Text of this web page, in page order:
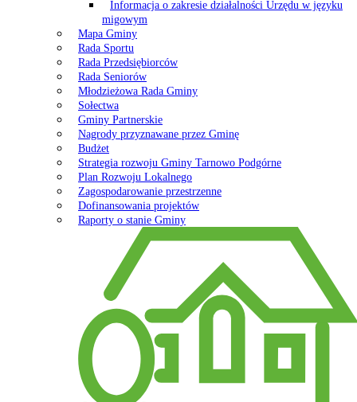
Informacja o zakresie działalności Urzędu w języku
migowym
Mapa Gminy
Rada Sportu
Rada Przedsiębiorców
Rada Seniorów
Młodzieżowa Rada Gminy
Sołectwa
Gminy Partnerskie
Nagrody przyznawane przez Gminę
Budżet
Strategia rozwoju Gminy Tarnowo Podgórne
Plan Rozwoju Lokalnego
Zagospodarowanie przestrzenne
Dofinansowania projektów
Raporty o stanie Gminy